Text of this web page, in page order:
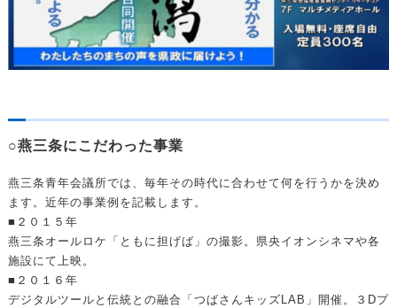
○燕三条にこだわった事業
燕三条青年会議所では、毎年その時代に合わせて何を行うかを決め
ます。近年の事業例を記載します。
■２０１５年
燕三条オールロケ「ともに担げば」の撮影。県央イオンシネマや各
施設にて上映。
■２０１６年
デジタルツールと伝統との融合「つばさんキッズLAB」開催。３Dプ